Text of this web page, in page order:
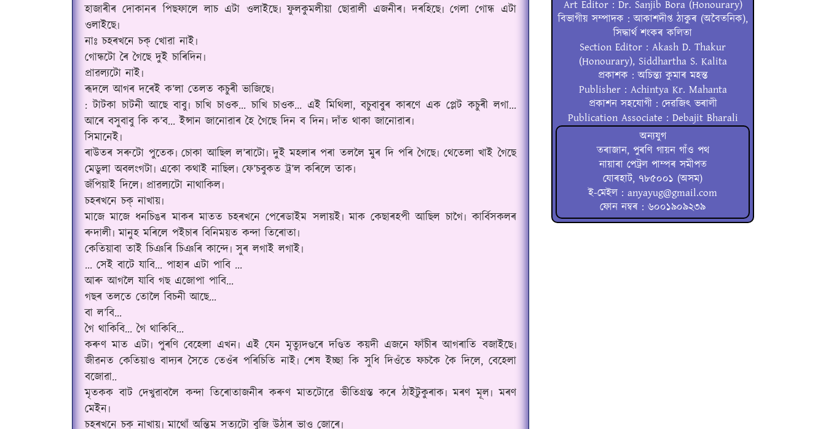
হাজাৰীৰ দোকানৰ পিছফালে লাচ এটা ওলাইছে৷ ফুলকুমলীয়া ছোৱালী এজনীৰ৷ দৰহিছে৷ গেলা‌ গোন্ধ এটা
ওলাইছে৷
নাঃ চহৰখনে চক্ খোৱা নাই৷
গোন্ধটো ৰৈ গৈছে দুই চাৰিদিন৷
প্ৰাৱল্যটো নাই৷
ৰূদলে আগৰ দৰেই ক’লা তেলত কচুৰী ভাজিছে৷
: টাটকা চাটনী আছে বাবু৷ চাখি চাওক... চাখি চাওক... এই মিথিলা, বচুবাবুৰ কাৰণে এক প্লেট কচুৰী লগা...
আৰে বসুবাবু কি ক’ব... ইন্সান জানোৱাৰ হৈ গৈছে দিন ব দিন৷ দাঁত থাকা জানোৱাৰ৷
সিমানেই৷
ৰাউতৰ সৰুটো পুতেক৷ চোকা আছিল ল’ৰাটো৷ দুই মহলাৰ পৰা তললৈ মুৰ দি পৰি গৈছে৷ থেতেলা খাই গৈছে
মেডুলা অবলংগটা৷ একো কথাই নাছিল৷ ফে’চবুকত ট্ৰ’ল কৰিলে তাক৷
জঁপিয়াই দিলে৷ প্ৰাৱল্যটো নাথাকিল৷
চহৰখনে চক্ নাখায়৷
মাজে মাজে ধনচিঙৰ মাকৰ মাতত চহৰখনে পেৰেডাইম সলায়ই৷ মাক কেছাৰহপী আছিল‌ চাগৈ৷ কাৰ্বিসকলৰ
ৰুদালী৷ মানুহ মৰিলে প‌ইচাৰ বিনিময়ত কন্দা তিৰোতা৷
কেতিয়াবা তাই চিঞৰি চিঞৰি কান্দে৷‌ সুৰ লগাই লগাই৷
... সেই বাটে যাবি... পাহাৰ এটা পাবি ...
আৰু আগলৈ যাবি গছ এজোপা পাবি...
গছৰ তলতে তোলৈ বিচনী আছে...
বা ল’বি...
গৈ থাকিবি... গৈ থাকিবি...
কৰুণ মাত এটা৷ পুৰণি বেহেলা এখন৷ এই যেন মৃত্যুদণ্ডৰে দণ্ডিত কয়দী এজনে ফাঁচীৰ আগৰাতি বজাইছে৷
জীৱনত কেতিয়াও বাদ্যৰ সৈতে তেওঁৰ পৰিচিতি নাই৷ শেষ ইচ্ছা কি সুধি দিওঁতে ফচকৈ কৈ দিলে, বেহেলা
বজোৱা..
মৃতকক বাট দেখুৱাবলৈ কন্দা তিৰোতাজনীৰ কৰুণ মাতটোৱে ভীতিগ্ৰস্ত কৰে ঠাইটুকুৰাক৷ মৰণ মূল৷ মৰণ
মেইন৷
চহৰখনে চক্ নাখায়৷ মাথোঁ অন্তিম সত্যটো বুজি উঠাৰ ভাও জোৰে৷
Art Editor : Dr. Sanjib Bora (Honourary)
বিভাগীয় সম্পাদক : আকাশদীপ্ত ঠাকুৰ (অবৈতনিক),
সিদ্ধাৰ্থ শংকৰ কলিতা
Section Editor : Akash D. Thakur
(Honourary), Siddhartha S. Kalita
প্ৰকাশক : অচিন্ত্য কুমাৰ মহন্ত
Publisher : Achintya Kr. Mahanta
প্ৰকাশন সহযোগী : দেৱজিৎ ভৰালী
Publication Associate : Debajit Bharali
অন্যযুগ
তৰাজান, পুৰণি গায়ন গাঁও পথ
নায়াৰা পেট্ৰল পাম্পৰ সমীপত
যোৰহাট, ৭৮৫০০১ (অসম)
ই-মেইল : anyayug@gmail.com
ফোন নম্বৰ : ৬০০১৯০৯২৩৯